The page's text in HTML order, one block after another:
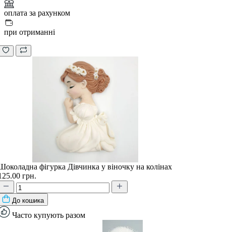
оплата за рахунком
при отриманні
фігурка Дівчинка у віночку на колінах
грн.
До кошика
Часто купують разом